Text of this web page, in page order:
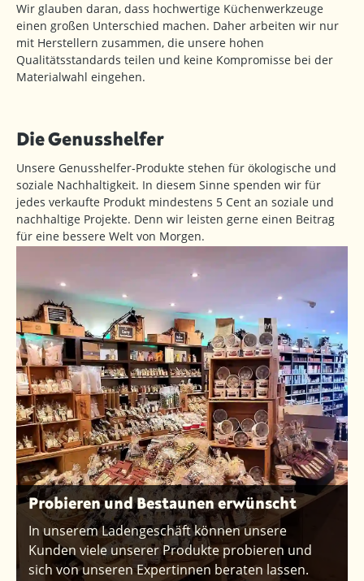
Wir glauben daran, dass hochwertige Küchenwerkzeuge
einen großen Unterschied machen. Daher arbeiten wir nur
mit Herstellern zusammen, die unsere hohen
Qualitätsstandards teilen und keine Kompromisse bei der
Materialwahl eingehen.
Die Genusshelfer
Unsere Genusshelfer-Produkte stehen für ökologische und
soziale Nachhaltigkeit. In diesem Sinne spenden wir für
jedes verkaufte Produkt mindestens 5 Cent an soziale und
nachhaltige Projekte. Denn wir leisten gerne einen Beitrag
für eine bessere Welt von Morgen.
Probieren und Bestaunen erwünscht
In unserem Ladengeschäft können unsere
Kunden viele unserer Produkte probieren und
sich von unseren Expertinnen beraten lassen.